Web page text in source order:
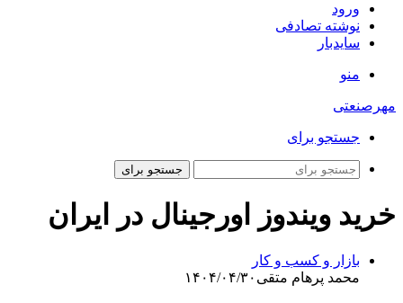
ورود
نوشته تصادفی
سایدبار
منو
مهرصنعتی
جستجو برای
جستجو برای
خرید ویندوز اورجینال در ایران
بازار و کسب و کار
محمد پرهام متقی ۱۴۰۴/۰۴/۳۰